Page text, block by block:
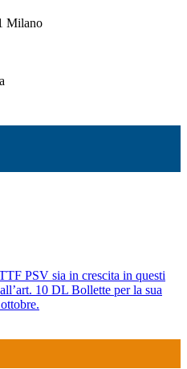
Milano
PSV sia in crescita in questi
10 DL Bollette per la sua